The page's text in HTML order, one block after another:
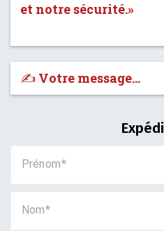
et notre sécurité.»
✍️ Votre message…
Prénom
Nom